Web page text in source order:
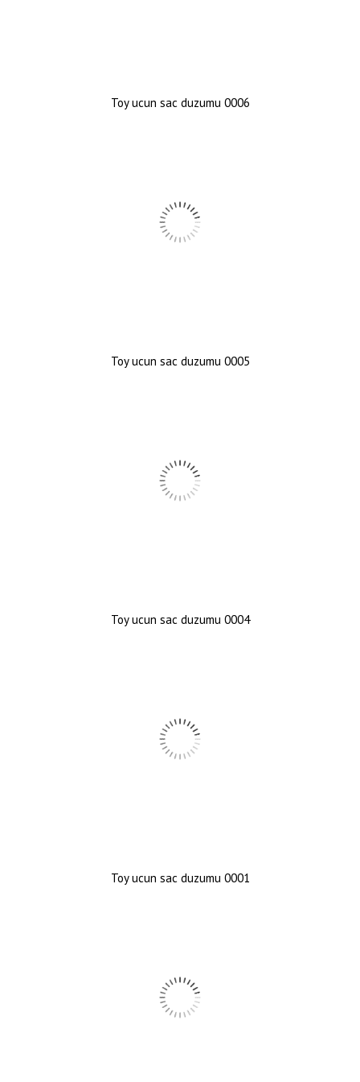
Toy ucun sac duzumu 0006
Toy ucun sac duzumu 0005
Toy ucun sac duzumu 0004
Toy ucun sac duzumu 0001